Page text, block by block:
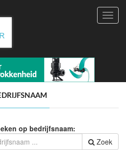
op bedrijfsnaam:
Zoek